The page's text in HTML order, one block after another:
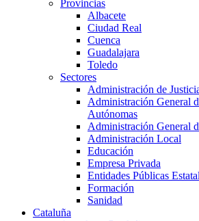
Provincias
Albacete
Ciudad Real
Cuenca
Guadalajara
Toledo
Sectores
Administración de
Administración General
Autónomas
Administración General
Administración Local
Educación
Empresa Privada
Entidades Públicas
Formación
Sanidad
Cataluña